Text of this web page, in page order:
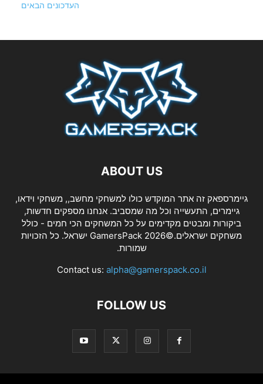
ABOUT US
גיימרספאק זה אתר המוקדש כולו למשחקי מחשב,, משחקי וידאו,
גיימרים, התעשייה וכל מה שמסביב. אנחנו מספקים חדשות,
ביקורות ומבטים מקדימים על כל המשחקים הכי חמים - כולל
משחקים ישראלים.©2026 GamersPack ישראל. כל הזכויות
שמורות.
Contact us: alpha@gamerspack.co.il
FOLLOW US